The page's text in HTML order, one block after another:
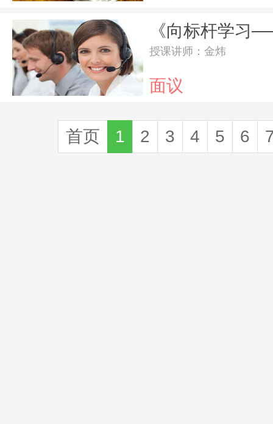
授课讲师：金炜
面议
首页 1 2 3 4 5 6